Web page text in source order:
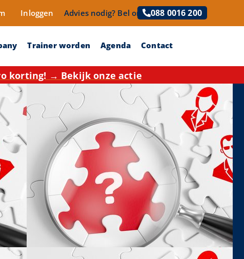
Inloggen Advies nodig? Bel ons! 088 0016 200
Trainer worden Agenda Contact
korting! → Bekijk onze actie